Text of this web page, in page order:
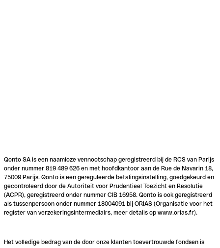
Qonto SA is een naamloze vennootschap geregistreerd bij de RCS van Parijs
onder nummer 819 489 626 en met hoofdkantoor aan de Rue de Navarin 18,
75009 Parijs. Qonto is een gereguleerde betalingsinstelling, goedgekeurd en
gecontroleerd door de Autoriteit voor Prudentieel Toezicht en Resolutie
(ACPR), geregistreerd onder nummer CIB 16958. Qonto is ook geregistreerd
als tussenpersoon onder nummer 18004091 bij ORIAS (Organisatie voor het
register van verzekeringsintermediairs, meer details op www.orias.fr).
Het volledige bedrag van de door onze klanten toevertrouwde fondsen is